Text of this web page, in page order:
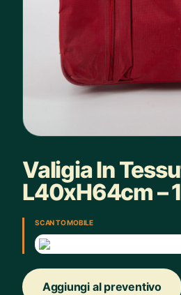
Valigia In
L40xH64cm –
SCAN TO MOBILE
Aggiungi al preventivo